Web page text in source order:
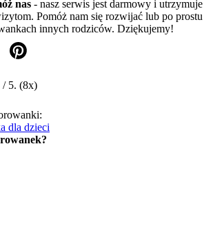
nas - nasz serwis jest darmowy i utrzymuje
Pomóż nam się rozwijać lub po prostu
innych rodziców. Dziękujemy!
/ 5. 8
dla dzieci